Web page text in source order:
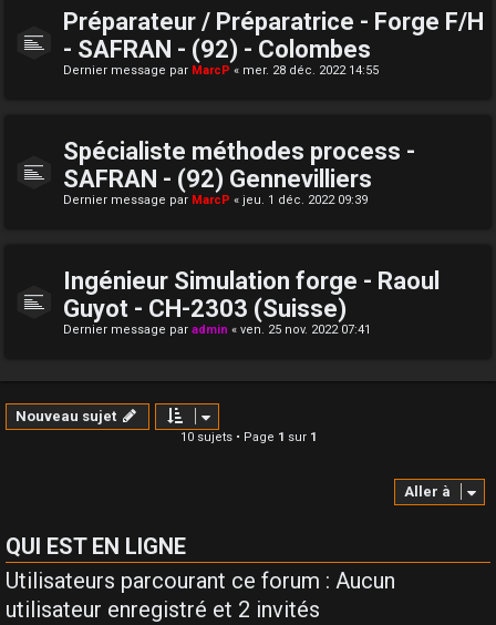
Préparateur / Préparatrice - Forge F/H
- SAFRAN - (92) - Colombes
Dernier message par MarcP « mer. 28 déc. 2022 14:55
Spécialiste méthodes process -
SAFRAN - (92) Gennevilliers
Dernier message par MarcP « jeu. 1 déc. 2022 09:39
Ingénieur Simulation forge - Raoul
Guyot - CH-2303 (Suisse)
Dernier message par admin « ven. 25 nov. 2022 07:41
Nouveau sujet
10 sujets • Page 1 sur 1
Aller à
QUI EST EN LIGNE
Utilisateurs parcourant ce forum : Aucun
utilisateur enregistré et 2 invités